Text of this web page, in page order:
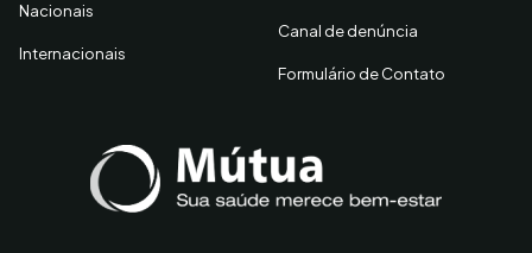
Nacionais
Internacionais
Canal de denúncia
Formulário de Contato